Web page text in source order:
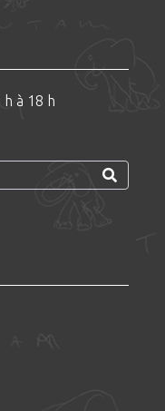
h à 18 h